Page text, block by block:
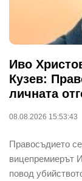
Иво
Кузев:
личната
08.08.2026 15:53:43
Правосъдието
вицепремиерът
повод